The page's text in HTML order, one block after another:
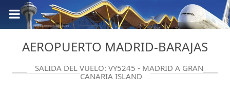
AEROPUERTO MADRID-BARAJAS
SALIDA DEL VUELO: VY5245 - MADRID A GRAN
CANARIA ISLAND